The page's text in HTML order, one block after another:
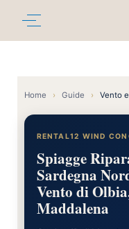
Home › Guide › Vento
RENTAL12 WIND
Spiagge
Sardegna
Vento di
Maddalena